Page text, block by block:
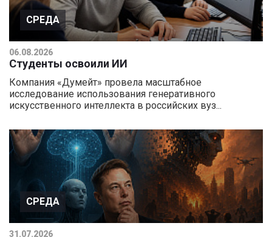
СРЕДА
06.08.2026
Студенты освоили ИИ
Компания «Думейт» провела масштабное
исследование использования генеративного
искусственного интеллекта в российских вуз...
СРЕДА
31.07.2026